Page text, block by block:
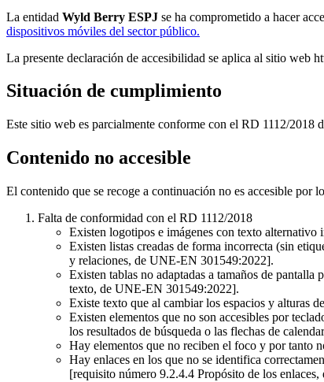
La entidad Wyld Berry ESPJ se ha comprometido a hacer
dispositivos móviles del sector público.
La presente declaración de accesibilidad se aplica al sitio web
Situación de cumplimiento
Este sitio web es parcialmente conforme con el RD 1112/2018
Contenido no accesible
El contenido que se recoge a continuación no es accesible por
Falta de conformidad con el RD 1112/2018
Existen logotipos e imágenes con texto
Existen listas creadas de forma incorrecta (sin
y relaciones, de UNE-EN 301549:2022].
Existen tablas no adaptadas a tamaños de
texto, de UNE-EN 301549:2022].
Existe texto que al cambiar los espacios y alturas
Existen elementos que no son accesibles por
los resultados de búsqueda o las flechas de
Hay elementos que no reciben el foco y por tanto
Hay enlaces en los que no se identifica
[requisito número 9.2.4.4 Propósito de los